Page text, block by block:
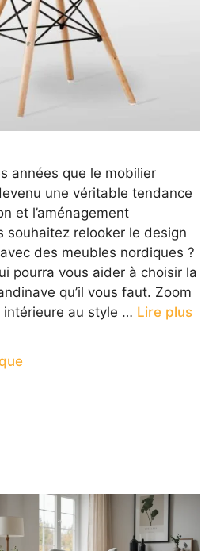
années que le mobilier
une véritable tendance
et l’aménagement
souhaitez relooker le design
des meubles nordiques ?
pourra vous aider à choisir la
qu’il vous faut. Zoom
intérieure au style … Lire plus